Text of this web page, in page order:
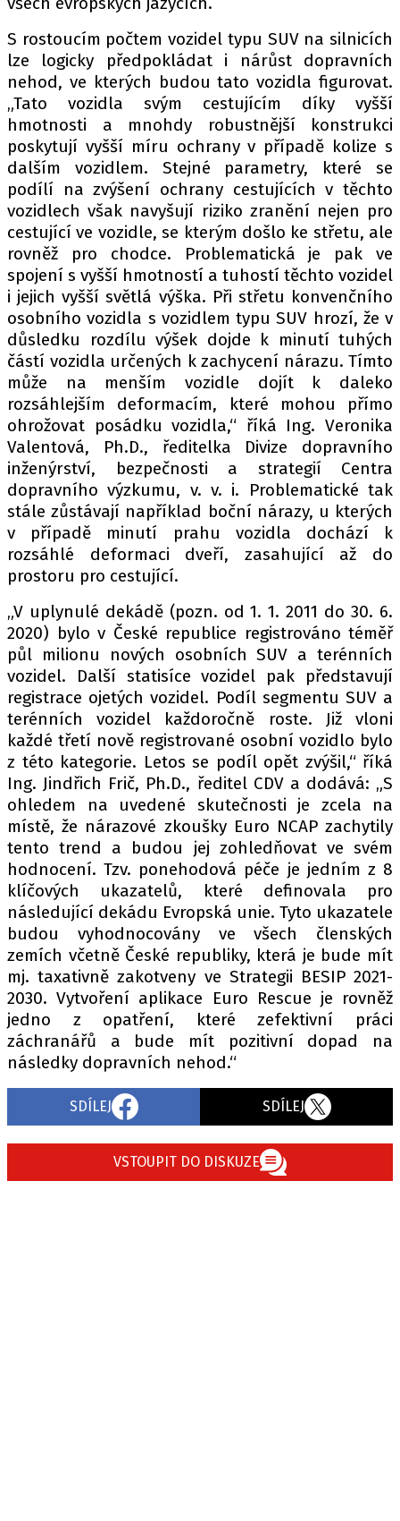
S rostoucím počtem vozidel typu SUV na silnicích
lze logicky předpokládat i nárůst dopravních
nehod, ve kterých budou tato vozidla figurovat.
„Tato vozidla svým cestujícím díky vyšší
hmotnosti a mnohdy robustnější konstrukci
poskytují vyšší míru ochrany v případě kolize s
dalším vozidlem. Stejné parametry, které se
podílí na zvýšení ochrany cestujících v těchto
vozidlech však navyšují riziko zranění nejen pro
cestující ve vozidle, se kterým došlo ke střetu, ale
rovněž pro chodce. Problematická je pak ve
spojení s vyšší hmotností a tuhostí těchto vozidel
i jejich vyšší světlá výška. Při střetu konvenčního
osobního vozidla s vozidlem typu SUV hrozí, že v
důsledku rozdílu výšek dojde k minutí tuhých
částí vozidla určených k zachycení nárazu. Tímto
může na menším vozidle dojít k daleko
rozsáhlejším deformacím, které mohou přímo
ohrožovat posádku vozidla,“ říká Ing. Veronika
Valentová, Ph.D., ředitelka Divize dopravního
inženýrství, bezpečnosti a strategií Centra
dopravního výzkumu, v. v. i. Problematické tak
stále zůstávají například boční nárazy, u kterých
v případě minutí prahu vozidla dochází k
rozsáhlé deformaci dveří, zasahující až do
prostoru pro cestující.
„V uplynulé dekádě (pozn. od 1. 1. 2011 do 30. 6.
2020) bylo v České republice registrováno téměř
půl milionu nových osobních SUV a terénních
vozidel. Další statisíce vozidel pak představují
registrace ojetých vozidel. Podíl segmentu SUV a
terénních vozidel každoročně roste. Již vloni
každé třetí nově registrované osobní vozidlo bylo
z této kategorie. Letos se podíl opět zvýšil,“ říká
Ing. Jindřich Frič, Ph.D., ředitel CDV a dodává: „S
ohledem na uvedené skutečnosti je zcela na
místě, že nárazové zkoušky Euro NCAP zachytily
tento trend a budou jej zohledňovat ve svém
hodnocení. Tzv. ponehodová péče je jedním z 8
klíčových ukazatelů, které definovala pro
následující dekádu Evropská unie. Tyto ukazatele
budou vyhodnocovány ve všech členských
zemích včetně České republiky, která je bude mít
mj. taxativně zakotveny ve Strategii BESIP 2021-
2030. Vytvoření aplikace Euro Rescue je rovněž
jedno z opatření, které zefektivní práci
záchranářů a bude mít pozitivní dopad na
následky dopravních nehod.“
SDÍLEJ SDÍLEJ
VSTOUPIT DO DISKUZE